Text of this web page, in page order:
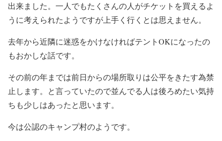
出来ました。一人でもたくさんの人がチケットを買えるよ
うに考えられたようですが上手く行くとは思えません。
去年から近隣に迷惑をかけなければテントOKになったの
もおかしな話です。
その前の年までは前日からの場所取りは公平をきたす為禁
止します。と言っていたので並んでる人は後ろめたい気持
ちも少しはあったと思います。
今は公認のキャンプ村のようです。